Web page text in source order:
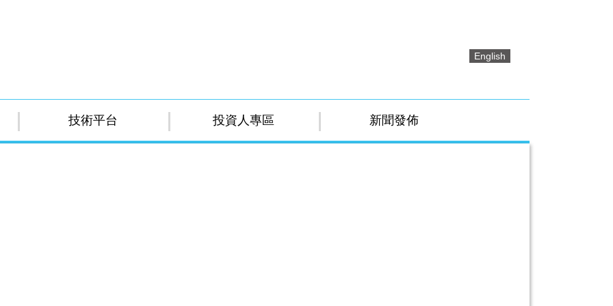
English
技術平台 投資人專區 新聞發佈